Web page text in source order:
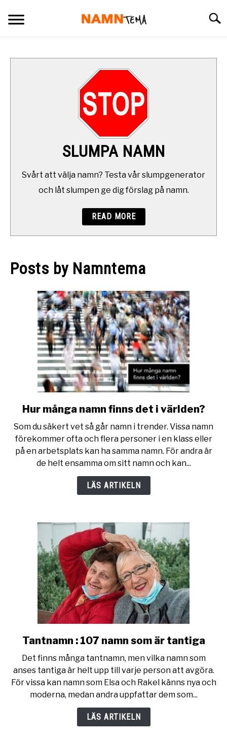
NAMN SOM BÖRJAR PÅ
NAMN I OLIKA LÄNDER
DAGENS NAMNSDAG
SLUMPA NAMN
Svårt att välja namn? Testa vår slumpgenerator
och låt slumpen ge dig förslag på namn.
READ MORE
Posts by Namntema
link
Hur
många
namn
finns
det
i
Hur många namn finns det i världen?
Som du säkert vet så går namn i trender. Vissa namn
förekommer ofta och flera personer i en klass eller
på en arbetsplats kan ha samma namn. För andra är
de helt ensamma om sitt namn och kan...
LÄS ARTIKELN
link
Tantnamn
:
107
namn
som
är
Tantnamn : 107 namn som är tantiga
Det finns många tantnamn, men vilka namn som
anses tantiga är helt upp till varje person att avgöra.
För vissa kan namn som Elsa och Rakel känns nya och
moderna, medan andra uppfattar dem som...
LÄS ARTIKELN